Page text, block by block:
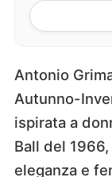
Antonio
Autunno-
ispirata a
Ball del
eleganza e